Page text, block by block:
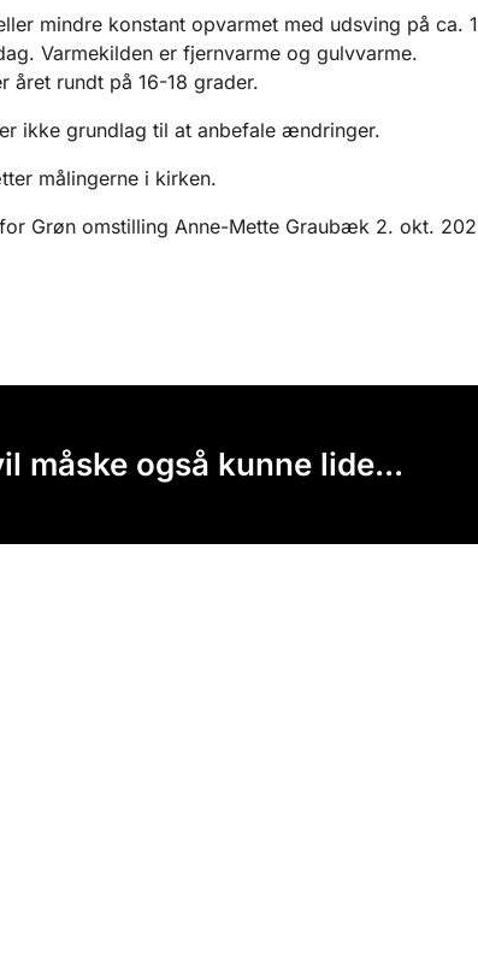
mindre konstant opvarmet med udsving på ca.
Varmekilden er fjernvarme og gulvvarme.
året rundt på 16-18 grader.
ikke grundlag til at anbefale ændringer.
målingerne i kirken.
Grøn omstilling Anne-Mette Graubæk 2. okt.
måske også kunne lide...